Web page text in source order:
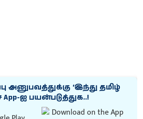
அனுபவத்துக்கு ‘இந்து தமிழ்
App-ஐ பயன்படுத்துக..!